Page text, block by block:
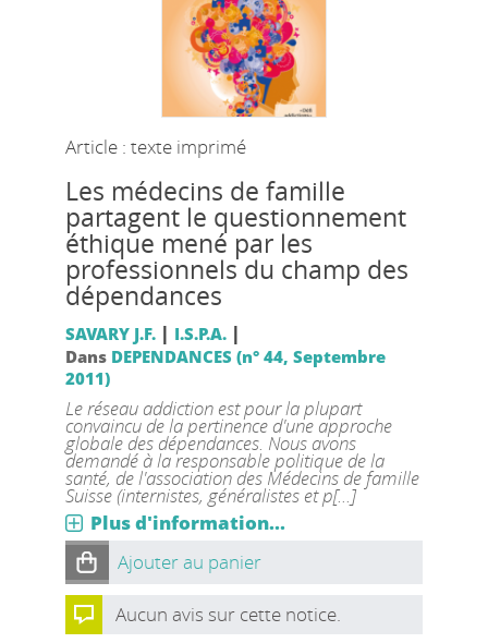
Article : texte imprimé
Les médecins de famille
partagent le questionnement
éthique mené par les
professionnels du champ des
dépendances
SAVARY J.F. | I.S.P.A.|
Dans DEPENDANCES (n° 44, Septembre
2011)
Le réseau addiction est pour la plupart
convaincu de la pertinence d'une approche
globale des dépendances. Nous avons
demandé à la responsable politique de la
santé, de l'association des Médecins de famille
Suisse (internistes, généralistes et p[...]
Plus d'information...
Ajouter au panier
Aucun avis sur cette notice.